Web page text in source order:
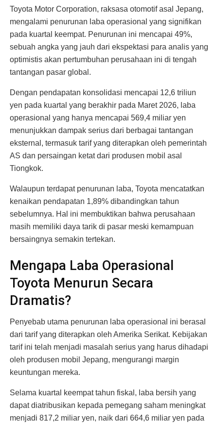
Toyota Motor Corporation, raksasa otomotif asal Jepang,
mengalami penurunan laba operasional yang signifikan
pada kuartal keempat. Penurunan ini mencapai 49%,
sebuah angka yang jauh dari ekspektasi para analis yang
optimistis akan pertumbuhan perusahaan ini di tengah
tantangan pasar global.
Dengan pendapatan konsolidasi mencapai 12,6 triliun
yen pada kuartal yang berakhir pada Maret 2026, laba
operasional yang hanya mencapai 569,4 miliar yen
menunjukkan dampak serius dari berbagai tantangan
eksternal, termasuk tarif yang diterapkan oleh pemerintah
AS dan persaingan ketat dari produsen mobil asal
Tiongkok.
Walaupun terdapat penurunan laba, Toyota mencatatkan
kenaikan pendapatan 1,89% dibandingkan tahun
sebelumnya. Hal ini membuktikan bahwa perusahaan
masih memiliki daya tarik di pasar meski kemampuan
bersaingnya semakin tertekan.
Mengapa Laba Operasional
Toyota Menurun Secara
Dramatis?
Penyebab utama penurunan laba operasional ini berasal
dari tarif yang diterapkan oleh Amerika Serikat. Kebijakan
tarif ini telah menjadi masalah serius yang harus dihadapi
oleh produsen mobil Jepang, mengurangi margin
keuntungan mereka.
Selama kuartal keempat tahun fiskal, laba bersih yang
dapat diatribusikan kepada pemegang saham meningkat
menjadi 817,2 miliar yen, naik dari 664,6 miliar yen pada